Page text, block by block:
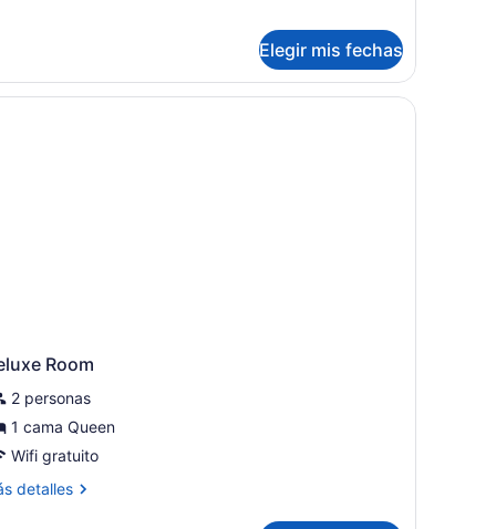
Elegir mis fechas
Room
2 personas
1 cama Queen
Wifi gratuito
detalles